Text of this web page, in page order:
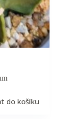
do košíku